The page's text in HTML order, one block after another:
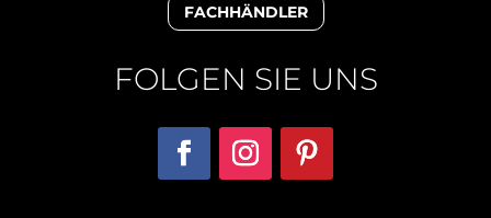
FACHHÄNDLER
FOLGEN SIE UNS